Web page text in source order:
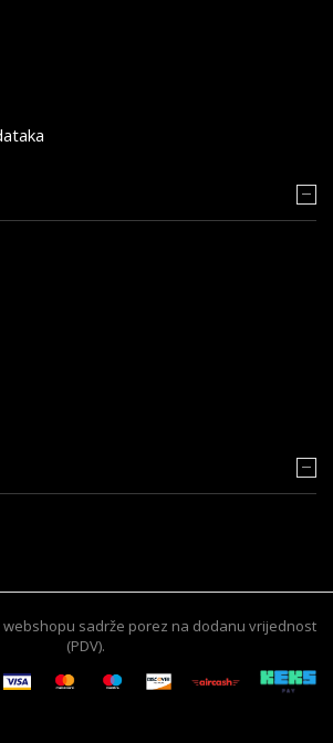
webshopu sadrže porez na dodanu vrijednost
(PDV).